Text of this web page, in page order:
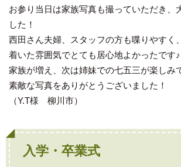
お参り当日は家族写真も撮っていただき、
した！
西田さん夫婦、スタッフの方も喋りやすく
着いた雰囲気でとても居心地よかったです♪
家族が増え、次は姉妹での七五三が楽しみ
素敵な写真をありがとうございました！
（Y.T様 柳川市）
入学・卒業式